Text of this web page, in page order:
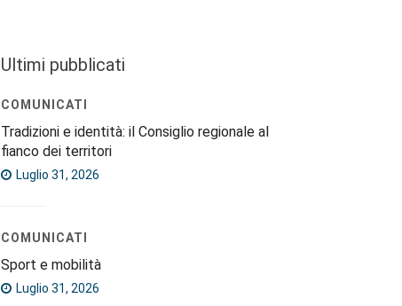
Ultimi pubblicati
COMUNICATI
Tradizioni e identità: il Consiglio regionale al
fianco dei territori
Luglio 31, 2026
COMUNICATI
Sport e mobilità
Luglio 31, 2026